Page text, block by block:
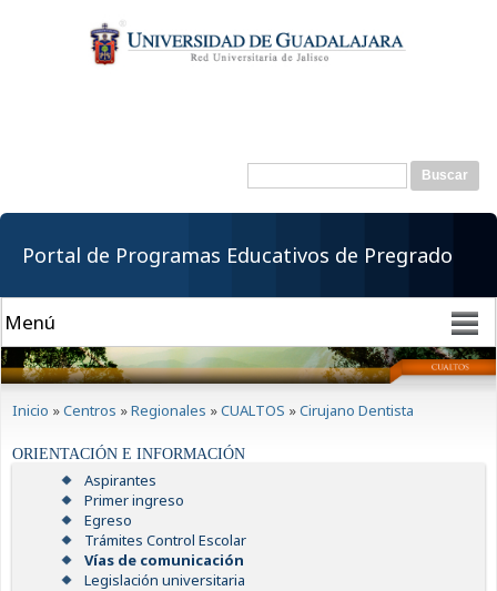
contenido
principal
Formulario de
Buscar
Portal de Programas Educativos de Pregrado
Inicio »Centros »Regionales »CUALTOS »Cirujano Dentista
ORIENTACIÓN E INFORMACIÓN
Aspirantes
Primer ingreso
Egreso
Trámites Control Escolar
Vías de comunicación
Legislación universitaria